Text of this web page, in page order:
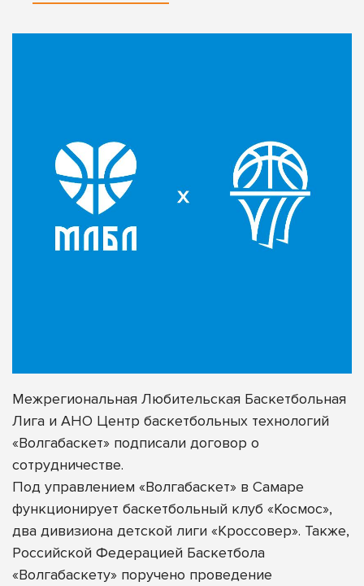
Межрегиональная Любительская Баскетбольная
Лига и АНО Центр баскетбольных технологий
«Волгабаскет» подписали договор о
сотрудничестве.
Под управлением «Волгабаскет» в Самаре
функционирует баскетбольный клуб «Космос»,
два дивизиона детской лиги «Кроссовер». Также,
Российской Федерацией Баскетбола
«Волгабаскету» поручено проведение